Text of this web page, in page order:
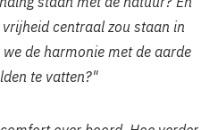
centraal zou staan in
de harmonie met de aarde
te vatten?"